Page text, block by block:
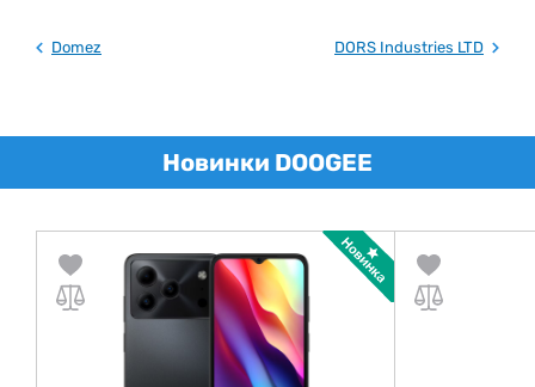
Domez DORS Industries LTD
Новинки DOOGEE